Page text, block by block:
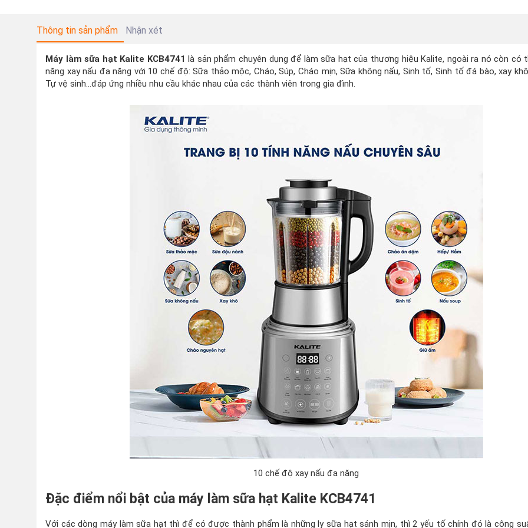
Thông tin sản phẩm Nhận xét
Máy làm sữa hạt Kalite KCB4741 là sản phẩm chuyên dụng để làm sữa hạt của thương hiệu Kalite, ngoài ra nó còn có
năng xay nấu đa năng với 10 chế độ: Sữa thảo mộc, Cháo, Súp, Cháo mịn, Sữa không nấu, Sinh tố, Sinh tố đá bào, xay
Tự vệ sinh…đáp ứng nhiều nhu cầu khác nhau của các thành viên trong gia đình.
10 chế độ xay nấu đa năng
Đặc điểm nổi bật của máy làm sữa hạt Kalite KCB4741
Với các dòng máy làm sữa hạt thì để có được thành phẩm là những ly sữa hạt sánh mịn, thì 2 yếu tố chính đó là công